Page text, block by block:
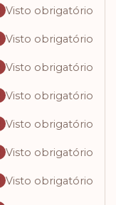
Visto obrigatório
Visto obrigatório
Visto obrigatório
Visto obrigatório
Visto obrigatório
Visto obrigatório
Visto obrigatório